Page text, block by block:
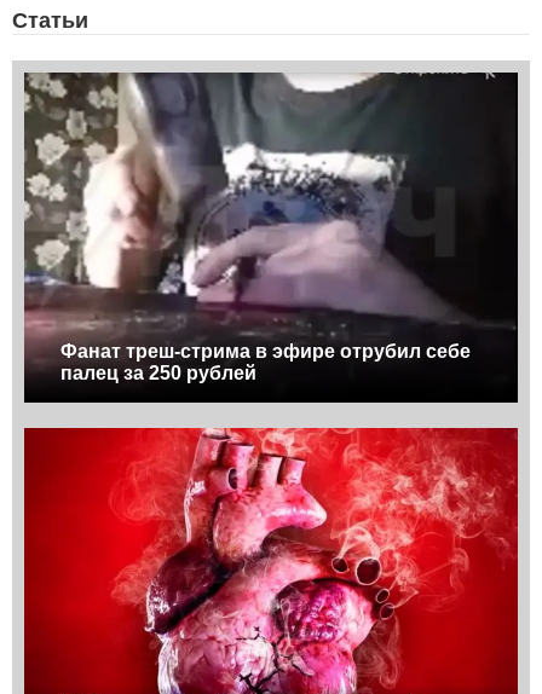
Статьи
Фанат треш-стрима в эфире отрубил себе
палец за 250 рублей